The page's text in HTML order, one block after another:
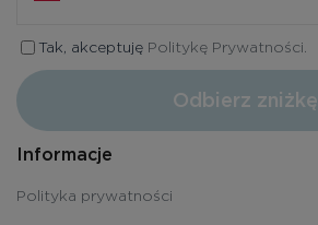
Tak, akceptuję Politykę Prywatności.
Odbierz zniżkę
Informacje
Polityka prywatności